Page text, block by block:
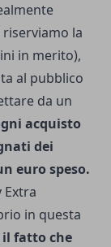
riserviamo la
in merito),
al pubblico
da un
acquisto
dei
euro speso.
Extra
in questa
fatto che